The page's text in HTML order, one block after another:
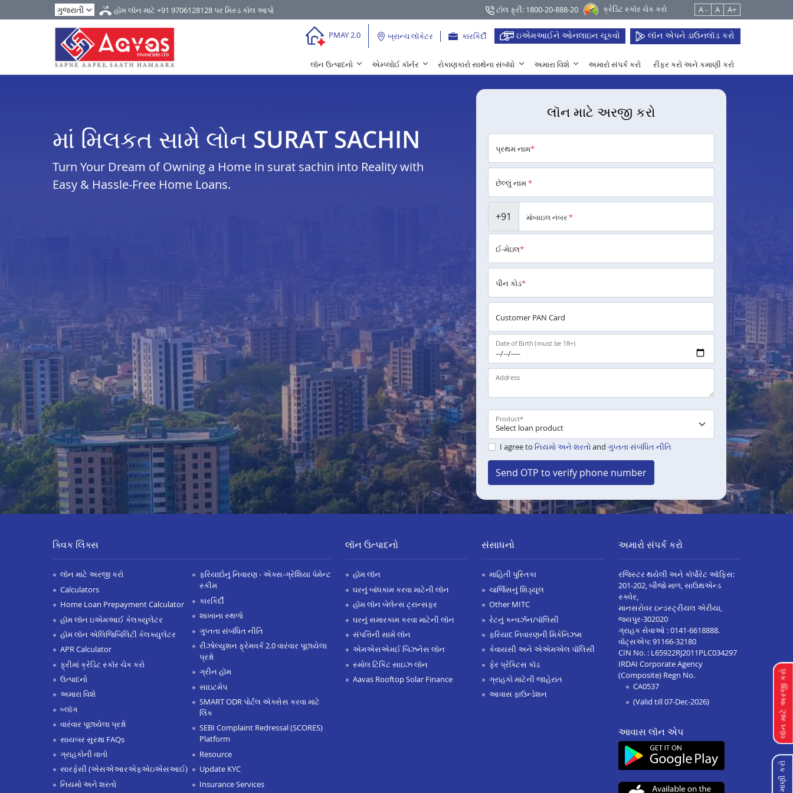
હૉમ લૉન માટે +91 9706128128પર મિસ્ડ કૉલ આપો ટૉલ ફ્રી: 1800-20-888-20 ક્રેડિટ સ્કૉર ચેક કરો A - A A+
PMAY 2.0 બ્રાન્ચ લૉકેટર કારકિર્દી ઇએમઆઈને ઓનલાઇન ચૂકવો લૉન એપને ડાઉનલૉડ કરો
લૉન ઉત્પાદનો એમ્પ્લોઈ કૉર્નર રોકાણકારો સાથેના સંબંધો અમારા વિશે અમારો સંપર્ક કરો રીફર કરો અને કમાણી કરો
માં મિલકત સામે લોન SURAT SACHIN
Turn Your Dream of Owning a Home in surat sachin into Reality with
Easy & Hassle-Free Home Loans.
લૉન માટે અરજી કરો
પ્રથમ નામ*
છેલ્લું નામ*
+91 મોબાઇલ નંબર*
ઈ-મેઇલ*
પીન કોડ*
Customer PAN Card
Date of Birth (must be 18+)
Address
Product*
I agree to નિયમો અને શરતો and ગુપ્તતા સંબંધિત નીતિ
Send OTP to verify phone number
લૉન માટે અરજી કરો
ક્વિક લિંક્સ
લૉન માટે અરજી કરો
Calculators
Home Loan Prepayment Calculator
હૉમ લૉન ઇએમઆઈ કેલક્યુલેટર
હૉમ લૉન એલિજિબિલિટી કેલક્યુલેટર
APR Calculator
ફ્રીમાં ક્રેડિટ સ્કૉર ચેક કરો
ઉત્પાદનો
અમારા વિશે
બ્લૉગ
વારંવાર પૂછાયેલા પ્રશ્નો
સાયબર સુરક્ષા FAQs
ગ્રાહકોની વાતો
સારફેસી (એસએઆરએફએઇએસઆઈ)
નિયમો અને શરતો
ફરિયાદોનું નિવારણ - એક્સ-ગ્રેશિયા પેમેન્ટ
સ્કીમ
કારકિર્દી
શાખાના સ્થળો
ગુપ્તતા સંબંધિત નીતિ
રીઝોલ્યુશન ફ્રેમવર્ક 2.0 વારંવાર પૂછાયેલા
પ્રશ્નો
ગ્રીન હૉમ
સાઇટમેપ
SMART ODR પોર્ટલ ઍક્સેસ કરવા માટે
લિંક
SEBI Complaint Redressal (SCORES)
Platform
Resource
Update KYC
Insurance Services
લૉન ઉત્પાદનો
હૉમ લૉન
ઘરનું બાંધકામ કરવા માટેની લૉન
હૉમ લૉન બેલેન્સ ટ્રાન્સફર
ઘરનું સમારકામ કરવા માટેની લૉન
સંપત્તિની સામે લૉન
એમએસએમઈ બિઝનેસ લૉન
સ્મોલ ટિકિટ સાઇઝ લૉન
Aavas Rooftop Solar Finance
સંસાધનો
માહિતી પુસ્તિકા
ચાર્જિસનું શિડ્યૂલ
Other MITC
રેટનું કન્વર્ઝન/પૉલિસી
ફરિયાદ નિવારણની મિકેનિઝમ
કેવાયસી અને એએમએલ પૉલિસી
ફેર પ્રેક્ટિસ કૉડ
ગ્રાહકો માટેની જાહેરાત
આવાસ ફાઉન્ડેશન
અમારો સંપર્ક કરો
રજિસ્ટર થયેલી અને કૉર્પોરેટ ઑફિસ:
201-202, બીજો માળ, સાઉથએન્ડ
સ્ક્વેર,
માનસરોવર ઇન્ડસ્ટ્રીયલ એરીયા,
જયપુર-302020
ગ્રાહક સેવાઓ :0141-6618888.
વૉટ્સએપ:91166-32180
CIN No. : L65922RJ2011PLC034297
IRDAI Corporate Agency
(Composite) Regn No.
CA0537
(Valid till 07-Dec-2026)
આવાસ લૉન એપ